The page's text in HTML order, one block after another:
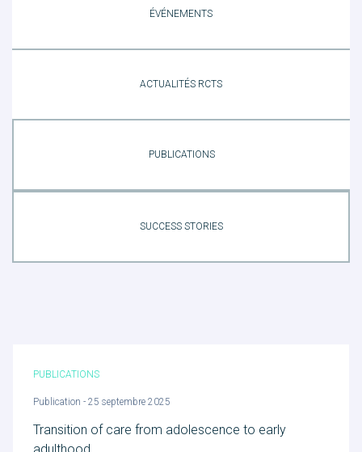
ÉVÉNEMENTS
ACTUALITÉS RCTS
PUBLICATIONS
SUCCESS STORIES
PUBLICATIONS
Publication - 25 septembre 2025
Transition of care from adolescence to early
adulthood